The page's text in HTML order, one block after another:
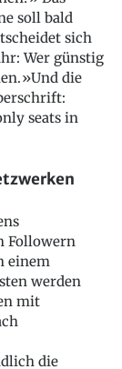
soll bald
sich
Wer günstig
die
seats in
Followern
einem
werden
mit
die